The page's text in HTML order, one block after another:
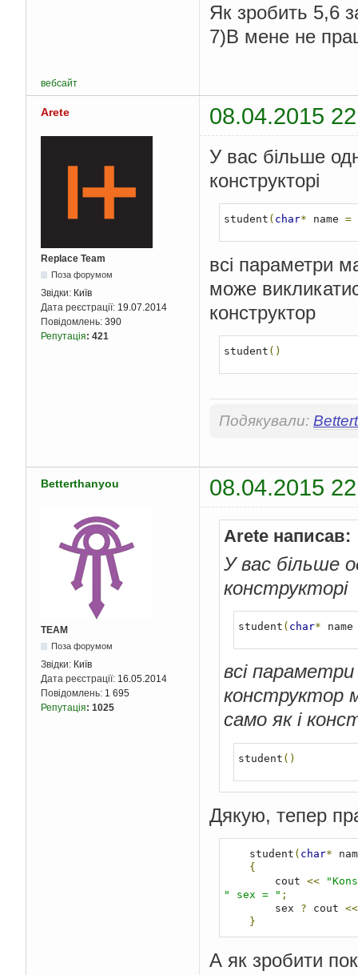
{
}
        name
= str;
        level
= num;
        sex
= var;
}
void
PrintData()
{
        cout
<<
        sex
? cout
}
};
int main()
{
    student
Student1 (
Student2.
Student2
.
    getch
Як зробить 5,6
7)В мене не
вебсайт
Arete 08.04.2015
Replace Team
Поза форумом
Звідки: Київ
Дата реєстрації: 19.07.2014
Повідомлень: 390
Репутація: 421
У вас більше
конструкторі
student ( char* name =
всі параметри
може
конструктор
student ()
Подякували:
Betterthanyou 08.04.2015
TEAM
Поза форумом
Звідки: Київ
Дата реєстрації: 16.05.2014
Повідомлень: 1 695
Репутація: 1025
Arete написав:
У вас більше
конструкторі
student ( char*
всі
конструктор
само як і
student ()
Дякую, тепер
    student
( char*
{
        cout
<<
" sex = " ;
        sex
? cout <<
}
А як зробити